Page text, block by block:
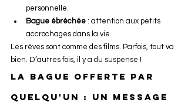
personnelle.
Bague ébréchée : attention aux petits
accrochages dans la vie.
Les rêves sont comme des films. Parfois, tout va
bien. D’autres fois, il y a du suspense !
La bague offerte par
quelqu'un : un message